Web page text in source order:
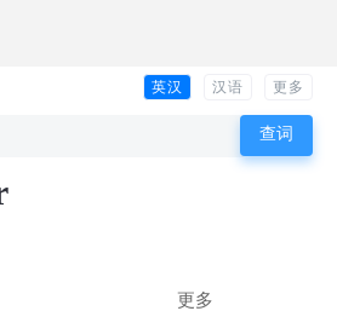
英汉 汉语 更多
更多